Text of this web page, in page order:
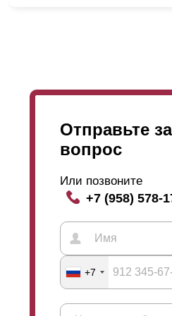
Отправьте
вопрос
Или позвоните
+7 (958) 578-
+7